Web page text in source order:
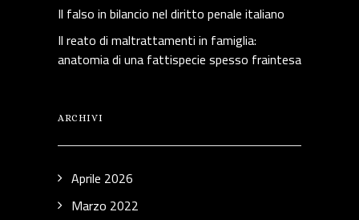
Il falso in bilancio nel diritto penale italiano
Il reato di maltrattamenti in famiglia:
anatomia di una fattispecie spesso fraintesa
ARCHIVI
Aprile 2026
Marzo 2022